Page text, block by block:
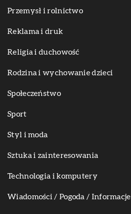
Przemysł i rolnictwo
Reklama i druk
Religia i duchowość
Rodzina i wychowanie dzieci
Społeczeństwo
Sport
Styl i moda
Sztuka i zainteresowania
Technologia i komputery
Wiadomości / Pogoda / Informacje